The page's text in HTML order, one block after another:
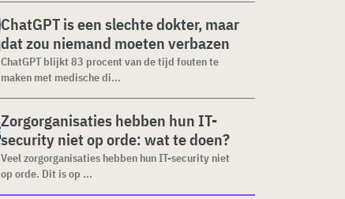
ChatGPT is een slechte dokter, maar
dat zou niemand moeten verbazen
ChatGPT blijkt 83 procent van de tijd fouten te
maken met medische di...
Zorgorganisaties hebben hun IT-
security niet op orde: wat te doen?
Veel zorgorganisaties hebben hun IT-security niet
op orde. Dit is op ...